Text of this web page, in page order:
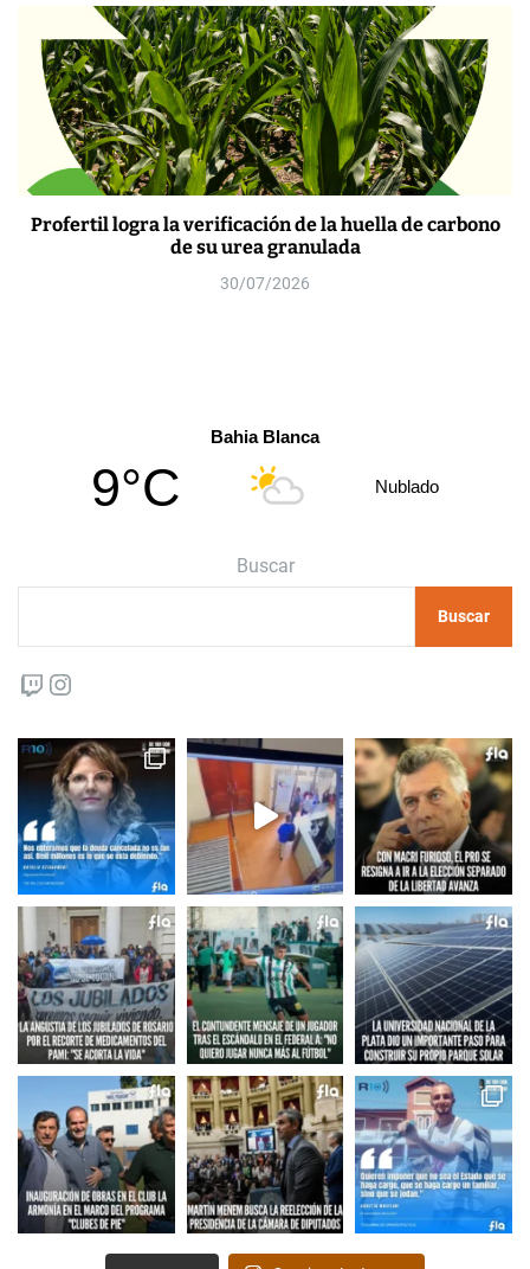
Profertil logra la verificación de la huella de carbono
de su urea granulada
30/07/2026
Bahia Blanca
9°C Nublado
Buscar
Buscar
Twitch